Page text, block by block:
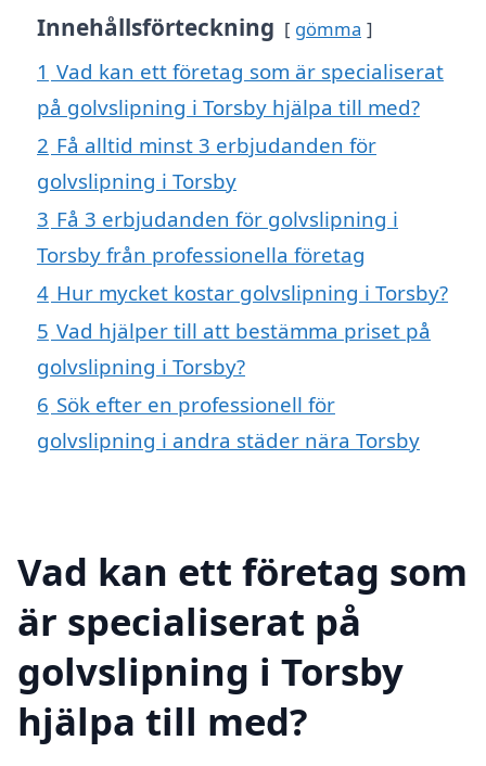
Innehållsförteckning gömma
1 Vad kan ett företag som är specialiserat
på golvslipning i Torsby hjälpa till med?
2 Få alltid minst 3 erbjudanden för
golvslipning i Torsby
3 Få 3 erbjudanden för golvslipning i
Torsby från professionella företag
4 Hur mycket kostar golvslipning i Torsby?
5 Vad hjälper till att bestämma priset på
golvslipning i Torsby?
6 Sök efter en professionell för
golvslipning i andra städer nära Torsby
Vad kan ett företag som
är specialiserat på
golvslipning i Torsby
hjälpa till med?